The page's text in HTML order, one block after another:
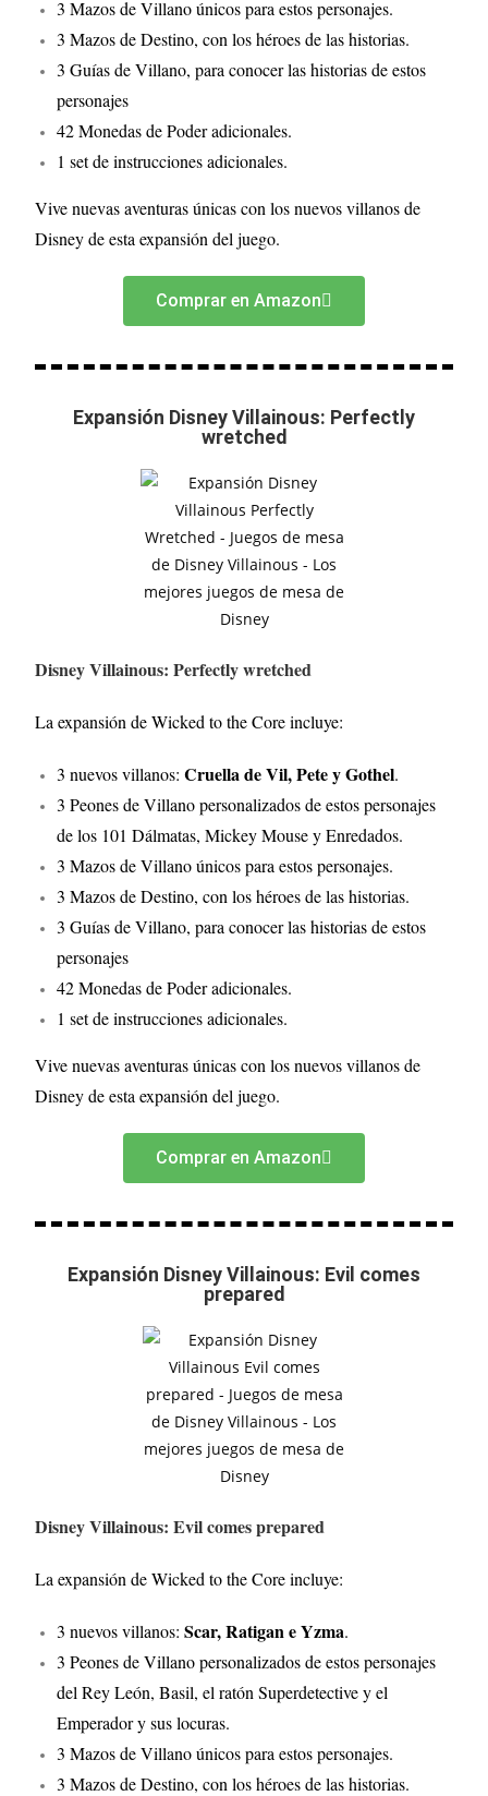
3 Mazos de Villano únicos para estos personajes.
3 Mazos de Destino, con los héroes de las historias.
3 Guías de Villano, para conocer las historias de estos
personajes
42 Monedas de Poder adicionales.
1 set de instrucciones adicionales.
Vive nuevas aventuras únicas con los nuevos villanos de
Disney de esta expansión del juego.
Comprar en Amazon
Expansión Disney Villainous: Perfectly
wretched
Disney Villainous: Perfectly wretched
La expansión de Wicked to the Core incluye:
3 nuevos villanos:Cruella de Vil, Pete y Gothel.
3 Peones de Villano personalizados de estos personajes
de los 101 Dálmatas, Mickey Mouse y Enredados.
3 Mazos de Villano únicos para estos personajes.
3 Mazos de Destino, con los héroes de las historias.
3 Guías de Villano, para conocer las historias de estos
personajes
42 Monedas de Poder adicionales.
1 set de instrucciones adicionales.
Vive nuevas aventuras únicas con los nuevos villanos de
Disney de esta expansión del juego.
Comprar en Amazon
Expansión Disney Villainous: Evil comes
prepared
Disney Villainous: Evil comes prepared
La expansión de Wicked to the Core incluye:
3 nuevos villanos:Scar, Ratigan e Yzma.
3 Peones de Villano personalizados de estos personajes
del Rey León, Basil, el ratón Superdetective y el
Emperador y sus locuras.
3 Mazos de Villano únicos para estos personajes.
3 Mazos de Destino, con los héroes de las historias.